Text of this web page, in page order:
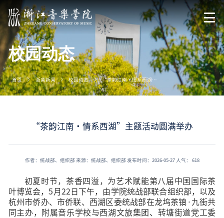
首页 浙音新闻 校园动态 “茶韵江南・情系西湖”主题活动圆满举办
校园动态
“茶韵江南・情系西湖”主题活动圆满举办
作者：统战部、组织部 来源：统战部、组织部 发布时间：2026-05-27 人气： 618
初夏时节，茶香四溢，为艺术赋能第八届中国国际茶
叶博览会，5月22日下午，由学院统战部联合组织部，以及
杭州市侨办、市侨联、西湖区委统战部在龙坞茶镇·九街共
同主办，附属音乐学校与西湖文旅集团、转塘街道党工委